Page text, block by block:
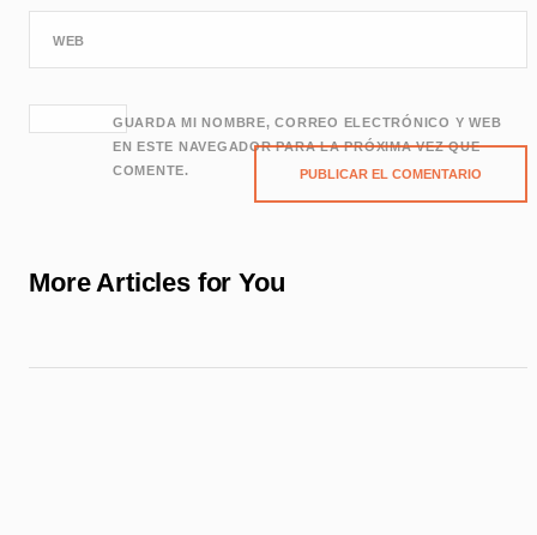
WEB
GUARDA MI NOMBRE, CORREO ELECTRÓNICO Y WEB
EN ESTE NAVEGADOR PARA LA PRÓXIMA VEZ QUE
COMENTE.
More Articles for You